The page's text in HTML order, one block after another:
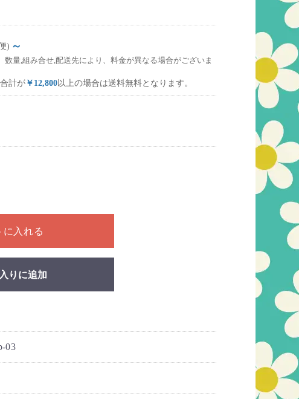
) ～
量,組み合せ,配送先により、料金が異なる場合がございま
計が ￥12,800以上の場合は送料無料となります。
てください
に入れる
りに追加
03